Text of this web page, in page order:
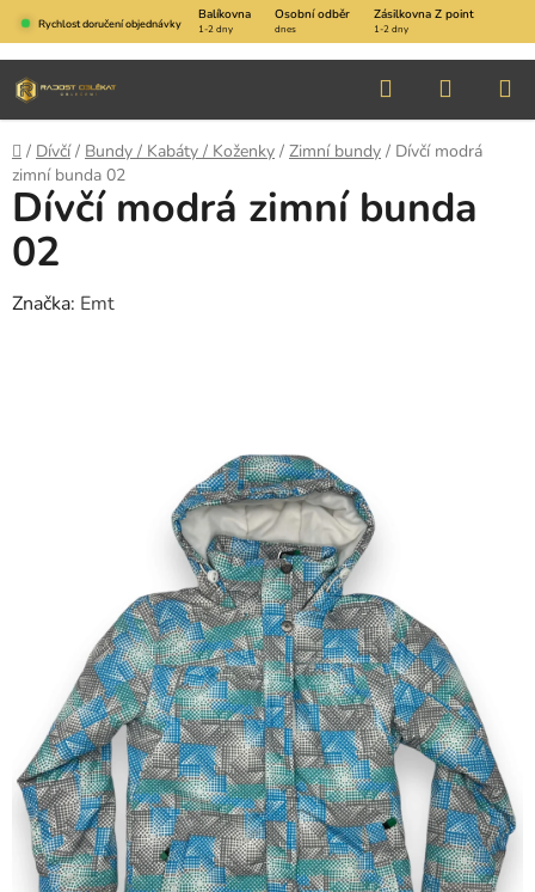
Přejít
na
obsah
Rychlost doručení objednávky
Balíkovna Osobní odběr Zásilkovna Z point
1-2 dny dnes 1-2 dny
Hledat
KOŠÍK
Domů
/ Dívčí / Bundy / Kabáty / Koženky / Zimní bundy / Dívčí modrá
zimní bunda 02
Dívčí modrá zimní bunda
02
Značka: Emt